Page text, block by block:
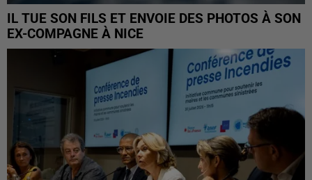
IL TUE SON FILS ET ENVOIE DES PHOTOS À SON
EX-COMPAGNE À NICE